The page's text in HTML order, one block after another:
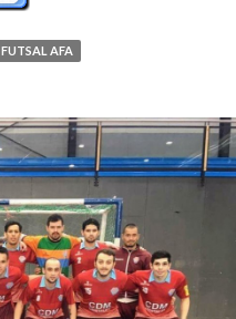
FUTSAL AFA